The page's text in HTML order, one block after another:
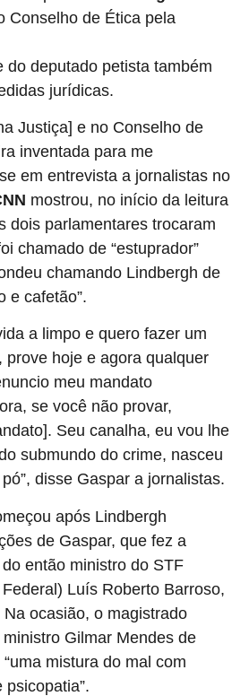
Conselho de Ética pela
do deputado petista também
jurídicas.
Justiça] e no Conselho de
inventada para me
em entrevista a jornalistas no
mostrou, no início da leitura
dois parlamentares trocaram
chamado de “estuprador”
chamando Lindbergh de
e cafetão”.
a limpo e quero fazer um
prove hoje e agora qualquer
meu mandato
se você não provar,
Seu canalha, eu vou lhe
submundo do crime, nasceu
disse Gaspar a jornalistas.
após Lindbergh
de Gaspar, que fez a
então ministro do STF
Luís Roberto Barroso,
ocasião, o magistrado
Gilmar Mendes de
mistura do mal com